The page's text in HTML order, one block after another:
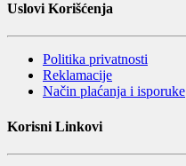
Uslovi Korišćenja
Politika privatnosti
Reklamacije
Način plaćanja i isporuke
Korisni Linkovi